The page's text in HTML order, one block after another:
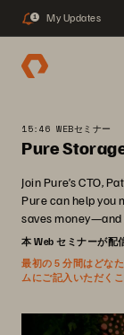
1 My Updates
15:46 WEBセミナー
Pure
Join Pure’s CTO,
Pure can help you
saves money—and
本 Web セミナーが
最初の 5 分間はどな
ムにご記入いただく